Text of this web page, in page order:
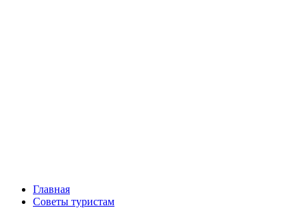
Главная
Советы туристам